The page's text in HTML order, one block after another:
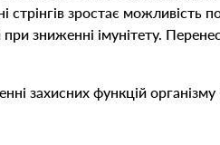
стрінгів зростає можливість
зниженні імунітету.
захисних функцій